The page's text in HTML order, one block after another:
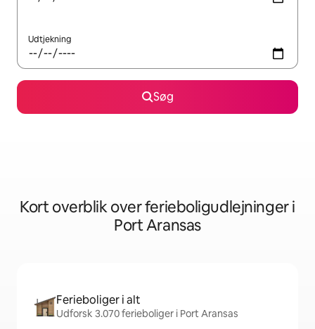
Udtjekning
Søg
Kort overblik over ferieboligudlejninger i
Port Aransas
Ferieboliger i alt
Udforsk 3.070 ferieboliger i Port Aransas